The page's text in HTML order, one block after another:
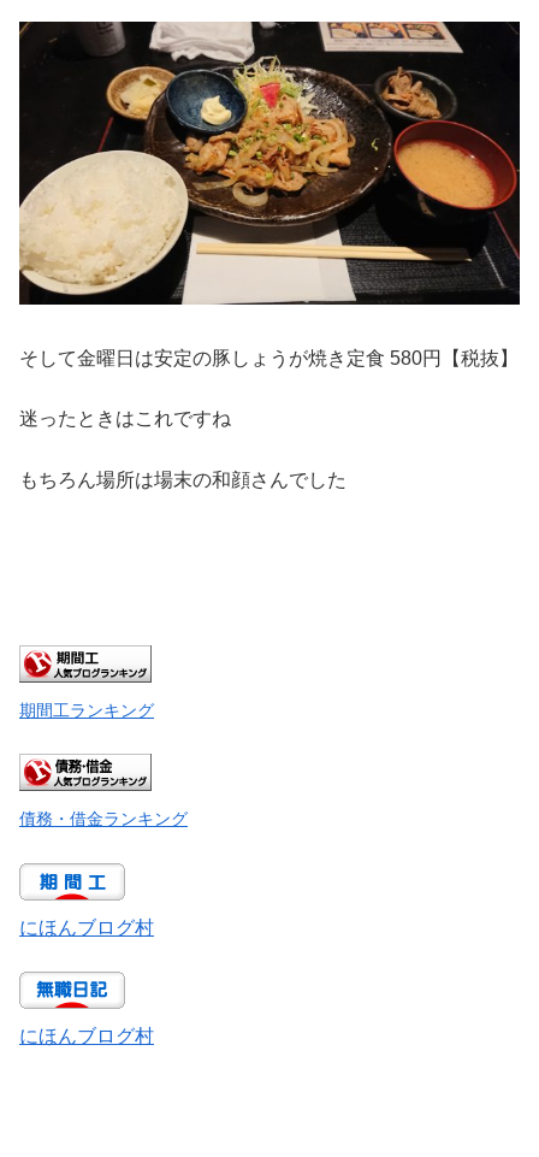
そして金曜日は安定の豚しょうが焼き定食 580円【税抜】
迷ったときはこれですね
もちろん場所は場末の和顔さんでした
期間工ランキング
債務・借金ランキング
にほんブログ村
にほんブログ村